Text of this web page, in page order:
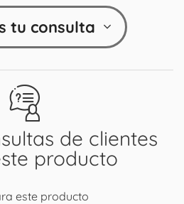
de clientes
producto
este producto
tu consulta